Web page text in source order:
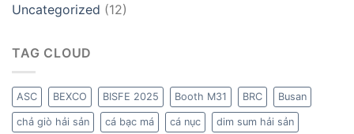
Uncategorized (12)
TAG CLOUD
ASC BEXCO BISFE 2025 Booth M31 BRC Busan
chả giò hải sản cá bạc má cá nục dim sum hải sản